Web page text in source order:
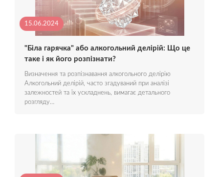
15.06.2024
"Біла гарячка" або алкогольний делірій: Що це
таке і як його розпізнати?
Визначення та розпізнавання алкогольного делірію
Алкогольний делірій, часто згадуваний при аналізі
залежностей та їх ускладнень, вимагає детального
розгляду…